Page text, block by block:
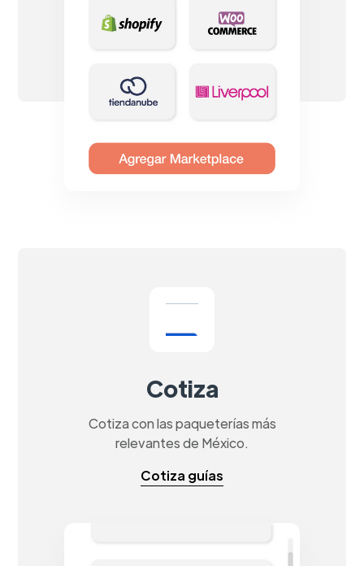
Cotiza
Cotiza con las paqueterías más
relevantes de México.
Cotiza guías